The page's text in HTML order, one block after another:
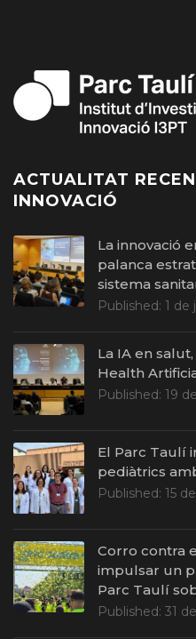
ACTUALITAT
INNOVACIÓ
La innovació
palanca
sistema
Published: 1 de
La IA en
Health
Published: 19
El Parc Taulí
pediàtrics
Published: 15
Corro contra
impulsar un
Parc Taulí
Published: 31